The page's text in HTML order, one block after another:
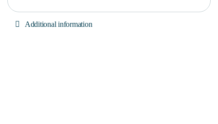
Additional information